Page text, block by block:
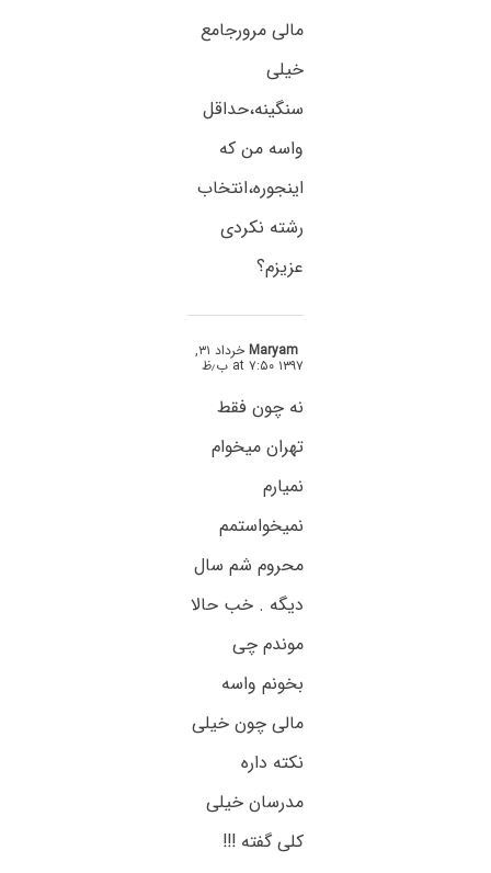
مالی مرورجامع
خیلی
سنگینه،حداقل
واسه من که
اینجوره،انتخاب
رشته نکردی
عزیزم؟
Maryam خرداد ۳۱,
۱۳۹۷ at ۷:۵۰ ب٫ظ
نه چون فقط
تهران میخوام
نمیارم
نمیخواستمم
محروم شم سال
دیگه . خب حالا
موندم چی
بخونم واسه
مالی چون خیلی
نکته داره
مدرسان خیلی
کلی گفته !!!